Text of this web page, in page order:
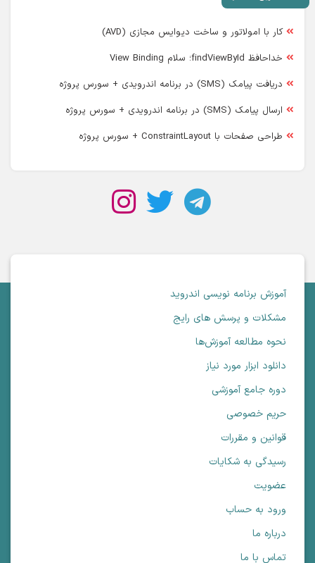
کار با امولاتور و ساخت دیوایس مجازی (AVD)
خداحافظ findViewById؛ سلام View Binding
دریافت پیامک (SMS) در برنامه اندرویدی + سورس پروژه
ارسال پیامک (SMS) در برنامه اندرویدی + سورس پروژه
طراحی صفحات با ConstraintLayout + سورس پروژه
آموزش برنامه نویسی اندروید
مشکلات و پرسش های رایج
نحوه مطالعه آموزش‌ها
دانلود ابزار مورد نیاز
دوره جامع آموزشی
حریم خصوصی
قوانین و مقررات
رسیدگی به شکایات
عضویت
ورود به حساب
درباره ما
تماس با ما